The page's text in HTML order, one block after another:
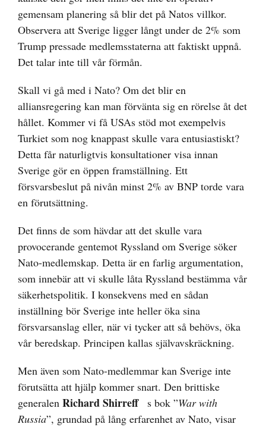
gemensam planering så blir det på Natos villkor.
Observera att Sverige ligger långt under de 2% som
Trump pressade medlemsstaterna att faktiskt uppnå.
Det talar inte till vår förmån.
Skall vi gå med i Nato? Om det blir en
alliansregering kan man förvänta sig en rörelse åt det
hållet. Kommer vi få USAs stöd mot exempelvis
Turkiet som nog knappast skulle vara entusiastiskt?
Detta får naturligtvis konsultationer visa innan
Sverige gör en öppen framställning. Ett
försvarsbeslut på nivån minst 2% av BNP torde vara
en förutsättning.
Det finns de som hävdar att det skulle vara
provocerande gentemot Ryssland om Sverige söker
Nato-medlemskap. Detta är en farlig argumentation,
som innebär att vi skulle låta Ryssland bestämma vår
säkerhetspolitik. I konsekvens med en sådan
inställning bör Sverige inte heller öka sina
försvarsanslag eller, när vi tycker att så behövs, öka
vår beredskap. Principen kallas självavskräckning.
Men även som Nato-medlemmar kan Sverige inte
förutsätta att hjälp kommer snart. Den brittiske
generalen Richard Shirreff s bok ”War with
Russia”, grundad på lång erfarenhet av Nato, visar